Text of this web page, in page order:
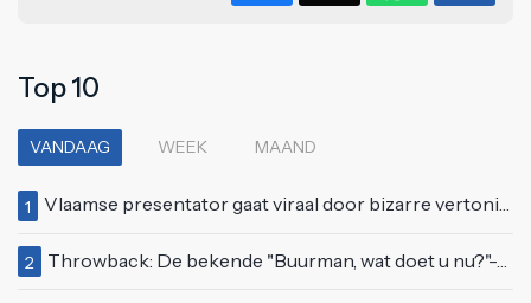
Top 10
VANDAAG WEEK MAAND
1 Vlaamse presentator gaat viraal door bizarre vertoning op live televisie: "Helemaal stijf van de bloem"
2 Throwback: De bekende "Buurman, wat doet u nu?"-scène uit Flodder met Tatjana Šimić